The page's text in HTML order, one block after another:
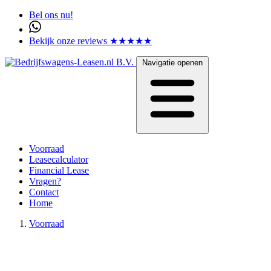
Bel ons nu!
Bekijk onze reviews ★★★★★
Navigatie openen
Voorraad
Leasecalculator
Financial Lease
Vragen?
Contact
Home
Voorraad